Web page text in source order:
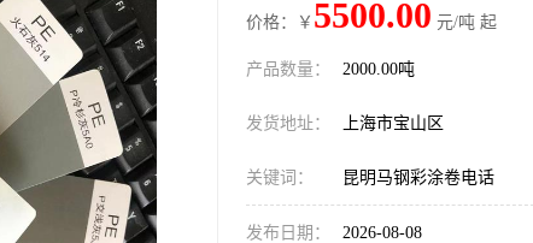
价格：￥ 5500.00 元/吨 起
产品数量： 2000.00吨
发货地址： 上海市宝山区
关键词： 昆明马钢彩涂卷电话
发布日期： 2026-08-08